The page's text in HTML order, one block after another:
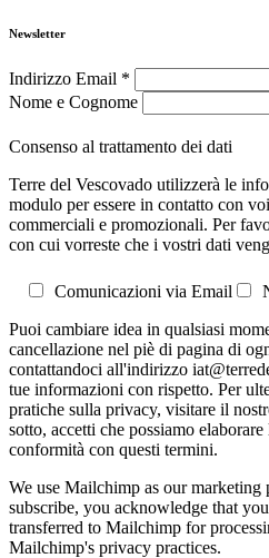
Newsletter
Indirizzo Email *
Nome e Cognome
Consenso al trattamento dei dati
Terre del Vescovado utilizzerà le
modulo per essere in contatto con
commerciali e promozionali. Per
con cui vorreste che i vostri dati
Comunicazioni via Email
Puoi cambiare idea in qualsiasi
cancellazione nel piè di pagina di
contattandoci all'indirizzo
tue informazioni con rispetto. Per
pratiche sulla privacy, visitare il
sotto, accetti che possiamo
conformità con questi termini.
We use Mailchimp as our
subscribe, you acknowledge that
transferred to Mailchimp for
Mailchimp's privacy practices.